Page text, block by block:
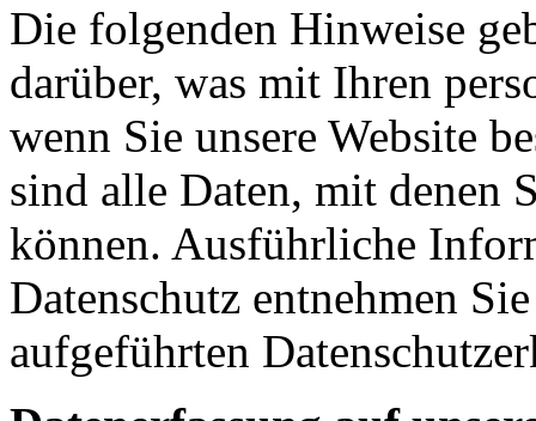
Die folgenden Hinweise
darüber, was mit Ihren
wenn Sie unsere Website
sind alle Daten, mit denen
können. Ausführliche
Datenschutz entnehmen
aufgeführten